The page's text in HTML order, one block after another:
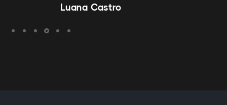
Luana Castro